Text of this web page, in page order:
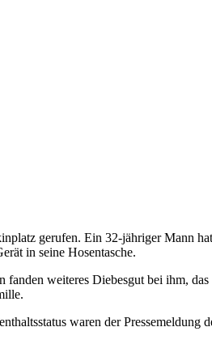
gerufen. Ein 32-jähriger Mann
in seine Hosentasche.
weiteres Diebesgut bei ihm, das
waren der Pressemeldung